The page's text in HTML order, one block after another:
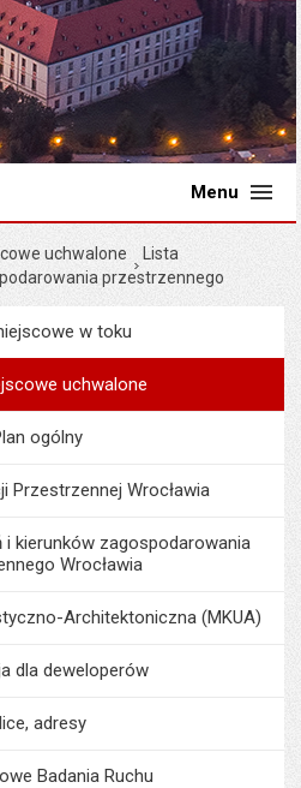
Menu
uchwalone
Lista
przestrzennego
Menu Planowanie przestrzenne
w toku
uchwalone
ogólny
Przestrzennej Wrocławia
i kierunków zagospodarowania
Wrocławia
Architektoniczna (MKUA)
dla deweloperów
adresy
Badania Ruchu